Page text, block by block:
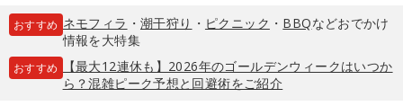
おすすめ ネモフィラ ・ 潮干狩り ・ ピクニック ・ BBQなどおでかけ
情報を大特集
おすすめ
【最大12連休も】2026年のゴールデンウィークはいつか
ら？混雑ピーク予想と回避術をご紹介